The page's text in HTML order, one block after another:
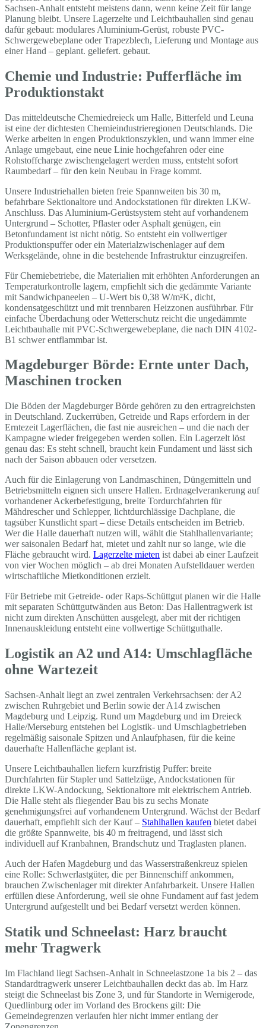
Sachsen-Anhalt entsteht meistens dann, wenn keine Zeit für lange
Planung bleibt. Unsere Lagerzelte und Leichtbauhallen sind genau
dafür gebaut: modulares Aluminium-Gerüst, robuste PVC-
Schwergewebeplane oder Trapezblech, Lieferung und Montage aus
einer Hand – geplant. geliefert. gebaut.
Chemie und Industrie: Pufferfläche im
Produktionstakt
Das mitteldeutsche Chemiedreieck um Halle, Bitterfeld und Leuna
ist eine der dichtesten Chemieindustrieregionen Deutschlands. Die
Werke arbeiten in engen Produktionszyklen, und wann immer eine
Anlage umgebaut, eine neue Linie hochgefahren oder eine
Rohstoffcharge zwischengelagert werden muss, entsteht sofort
Raumbedarf – für den kein Neubau in Frage kommt.
Unsere Industriehallen bieten freie Spannweiten bis 30 m,
befahrbare Sektionaltore und Andockstationen für direkten LKW-
Anschluss. Das Aluminium-Gerüstsystem steht auf vorhandenem
Untergrund – Schotter, Pflaster oder Asphalt genügen, ein
Betonfundament ist nicht nötig. So entsteht ein vollwertiger
Produktionspuffer oder ein Materialzwischenlager auf dem
Werksgelände, ohne in die bestehende Infrastruktur einzugreifen.
Für Chemiebetriebe, die Materialien mit erhöhten Anforderungen an
Temperaturkontrolle lagern, empfiehlt sich die gedämmte Variante
mit Sandwichpaneelen – U-Wert bis 0,38 W/m²K, dicht,
kondensatgeschützt und mit trennbaren Heizzonen ausführbar. Für
einfache Überdachung oder Wetterschutz reicht die ungedämmte
Leichtbauhalle mit PVC-Schwergewebeplane, die nach DIN 4102-
B1 schwer entflammbar ist.
Magdeburger Börde: Ernte unter Dach,
Maschinen trocken
Die Böden der Magdeburger Börde gehören zu den ertragreichsten
in Deutschland. Zuckerrüben, Getreide und Raps erfordern in der
Erntezeit Lagerflächen, die fast nie ausreichen – und die nach der
Kampagne wieder freigegeben werden sollen. Ein Lagerzelt löst
genau das: Es steht schnell, braucht kein Fundament und lässt sich
nach der Saison abbauen oder versetzen.
Auch für die Einlagerung von Landmaschinen, Düngemitteln und
Betriebsmitteln eignen sich unsere Hallen. Erdnagelverankerung auf
vorhandener Ackerbefestigung, breite Tordurchfahrten für
Mähdrescher und Schlepper, lichtdurchlässige Dachplane, die
tagsüber Kunstlicht spart – diese Details entscheiden im Betrieb.
Wer die Halle dauerhaft nutzen will, wählt die Stahlhallenvariante;
wer saisonalen Bedarf hat, mietet und zahlt nur so lange, wie die
Fläche gebraucht wird. Lagerzelte mieten ist dabei ab einer Laufzeit
von vier Wochen möglich – ab drei Monaten Aufstelldauer werden
wirtschaftliche Mietkonditionen erzielt.
Für Betriebe mit Getreide- oder Raps-Schüttgut planen wir die Halle
mit separaten Schüttgutwänden aus Beton: Das Hallentragwerk ist
nicht zum direkten Anschütten ausgelegt, aber mit der richtigen
Innenauskleidung entsteht eine vollwertige Schüttguthalle.
Logistik an A2 und A14: Umschlagfläche
ohne Wartezeit
Sachsen-Anhalt liegt an zwei zentralen Verkehrsachsen: der A2
zwischen Ruhrgebiet und Berlin sowie der A14 zwischen
Magdeburg und Leipzig. Rund um Magdeburg und im Dreieck
Halle/Merseburg entstehen bei Logistik- und Umschlagbetrieben
regelmäßig saisonale Spitzen und Anlaufphasen, für die keine
dauerhafte Hallenfläche geplant ist.
Unsere Leichtbauhallen liefern kurzfristig Puffer: breite
Durchfahrten für Stapler und Sattelzüge, Andockstationen für
direkte LKW-Andockung, Sektionaltore mit elektrischem Antrieb.
Die Halle steht als fliegender Bau bis zu sechs Monate
genehmigungsfrei auf vorhandenem Untergrund. Wächst der Bedarf
dauerhaft, empfiehlt sich der Kauf – Stahlhallen kaufen bietet dabei
die größte Spannweite, bis 40 m freitragend, und lässt sich
individuell auf Kranbahnen, Brandschutz und Traglasten planen.
Auch der Hafen Magdeburg und das Wasserstraßenkreuz spielen
eine Rolle: Schwerlastgüter, die per Binnenschiff ankommen,
brauchen Zwischenlager mit direkter Anfahrbarkeit. Unsere Hallen
erfüllen diese Anforderung, weil sie ohne Fundament auf fast jedem
Untergrund aufgestellt und bei Bedarf versetzt werden können.
Statik und Schneelast: Harz braucht
mehr Tragwerk
Im Flachland liegt Sachsen-Anhalt in Schneelastzone 1a bis 2 – das
Standardtragwerk unserer Leichtbauhallen deckt das ab. Im Harz
steigt die Schneelast bis Zone 3, und für Standorte in Wernigerode,
Quedlinburg oder im Vorland des Brockens gilt: Die
Gemeindegrenzen verlaufen hier nicht immer entlang der